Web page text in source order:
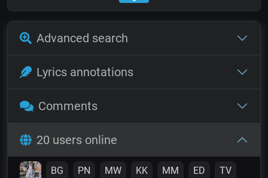
Advanced search
Lyrics annotations
Comments
20 users online
BG PN MW KK MM ED TV